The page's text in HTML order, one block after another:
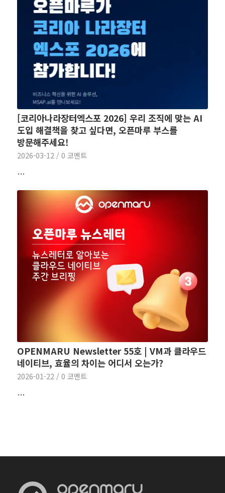
[코리아나라장터엑스포 2026] 우리 조직에 맞는 AI
도입 해결책을 찾고 싶다면, 오픈마루 부스를
방문해주세요!
2026-03-12 / 0 코멘트
…
OPENMARU Newsletter 55호 | VM과 클라우드
네이티브, 효율의 차이는 어디서 오는가?
2026-01-22 / 0 코멘트
…